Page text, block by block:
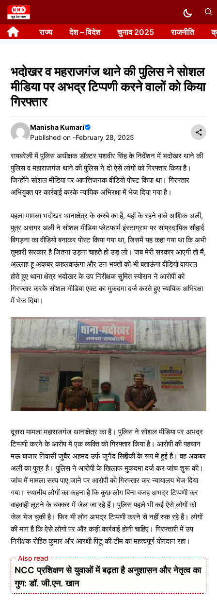
Skip
to
content राज्य देश – विदेश चुनाव 2025 राजनीति
भदोखर व महराजगंज थाने की पुलिस ने सोशल
मीडिया पर अभद्र टिप्पणी करने वालों को किया
गिरफ्तार
Manisha Kumari
Published on -February 28, 2025
रायबरेली में पुलिस अधीक्षक डॉक्टर यशवीर सिंह के निर्देशन में भदोखर थाने की
पुलिस व महाराजगंज थाने की पुलिस ने दो ऐसे लोगों को गिरफ्तार किया है।
जिन्होंने सोशल मीडिया पर आपत्तिजनक वीडियो पोस्ट किया था। गिरफ्तार
अभियुक्त पर कार्रवाई करके न्यायिक अभिरक्षा में भेज दिया गया है।
पहला मामला भदोखर थानाक्षेत्र के कस्बे का है, यहाँ के रहने वाले आशिक अली,
पुत्र असगर अली ने सोशल मीडिया प्लेटफार्म इंस्टाग्राम पर सांप्रदायिक सौहार्द
बिगड़ना का वीडियो बनाकर पोस्ट किया गया था, जिसमें यह कहा गया था कि अभी
तुम्हारी सरकार है जितना उड़ना चाहते हो उड़ लो। जब मेरी सरकार आएगी तो मैं,
अल्लाह हू अकबर कहलवाऊंगा और उन भक्तों को भी बताऊंगा वीडियो वायरल
होते हुए थाना क्षेत्र भदोखर के उप निरीक्षक सुमित स्योरान ने आरोपी को
गिरफ्तार करके सोशल मीडिया एक्ट का मुकदमा दर्ज करते हुए न्यायिक अभिरक्षा
में भेज दिया।
दूसरा मामला महाराजगंज थानाक्षेत्र का है। पुलिस ने सोशल मीडिया पर अभद्र
टिप्पणी करने के आरोप में एक व्यक्ति को गिरफ्तार किया है। आरोपी की पहचान
मऊ बाजार निवासी जुबैर अहमद उर्फ जुनैद सिद्दीकी के रूप में हुई है। वह अकबर
अली का पुत्र है। पुलिस ने आरोपी के खिलाफ मुकदमा दर्ज कर जांच शुरू की।
जांच में मामला सत्य पाए जाने पर आरोपी को गिरफ्तार कर न्यायालय भेज दिया
गया। स्थानीय लोगों का कहना है कि कुछ लोग बिना वजह अभद्र टिप्पणी कर
वाहवाही लूटने के चक्कर में जेल जा रहे हैं। पुलिस पहले भी कई ऐसे लोगों को
जेल भेज चुकी है। फिर भी लोग अभद्र टिप्पणी करने से नहीं रुक रहे हैं। लोगों
की मांग है कि ऐसे लोगों पर और कड़ी कार्रवाई होनी चाहिए। गिरफ्तारी में उप
निरीक्षक रोहित कुमार और आरक्षी पिंटू की टीम का महत्वपूर्ण योगदान रहा।
NCC प्रशिक्षण से युवाओं में बढ़ता है अनुशासन और नेतृत्व का
गुण: डॉ. जी.एन. खान